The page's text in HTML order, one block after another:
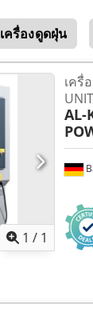
เครื่องดูดฝุ่น
1 / 1
เครื่
AL-